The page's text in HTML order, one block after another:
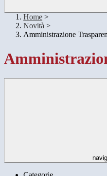
Home >
Novità >
Amministrazione